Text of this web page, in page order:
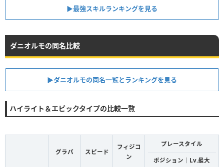
▶︎最強スキルランキングを見る
ダニオルモの同名比較
▶︎ダニオルモの同名一覧とランキングを見る
ハイライト＆エピックタイプの比較一覧
グラパ スピード
フィジコ
ン
プレースタイル
ポジション｜Lv.最大